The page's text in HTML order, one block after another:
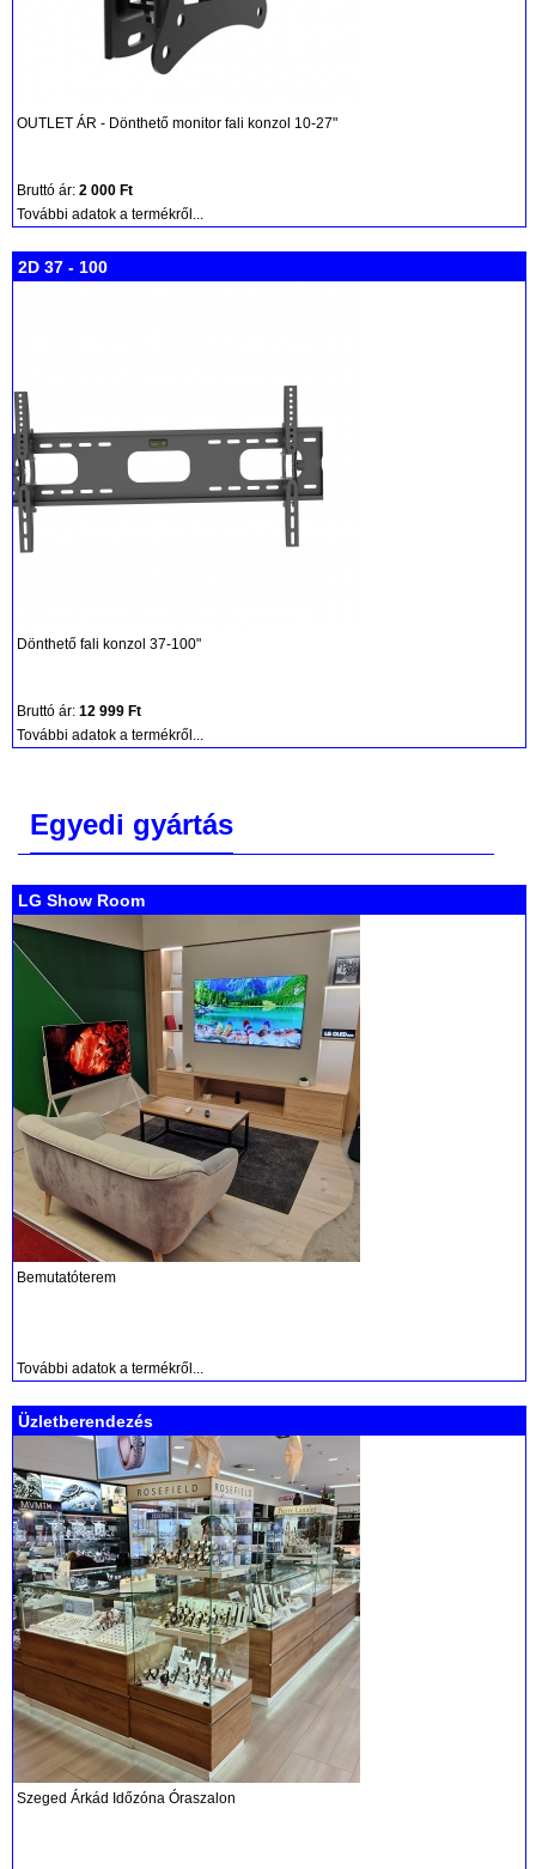
OUTLET ÁR - Dönthető monitor fali konzol 10-27"
Bruttó ár: 2 000 Ft
További adatok a termékről...
2D 37 - 100
Dönthető fali konzol 37-100"
Bruttó ár: 12 999 Ft
További adatok a termékről...
Egyedi gyártás
LG Show Room
Bemutatóterem
További adatok a termékről...
Üzletberendezés
Szeged Árkád Időzóna Óraszalon